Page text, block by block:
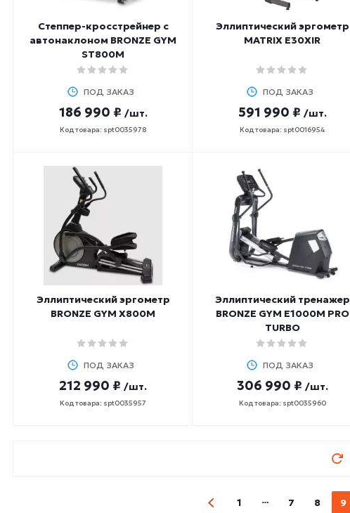
Степпер-кросстрейнер с
автонаклоном BRONZE GYM
ST800M
ПОД ЗАКАЗ
186 990 ₽ /шт.
Код товара: spt0035978
Эллиптический эргометр
MATRIX E30XIR
ПОД ЗАКАЗ
591 990 ₽ /шт.
Код товара: spt0016954
Эллиптический эргометр
BRONZE GYM X800M
ПОД ЗАКАЗ
212 990 ₽ /шт.
Код товара: spt0035957
Эллиптический тренажер
BRONZE GYM E1000M PRO
TURBO
ПОД ЗАКАЗ
306 990 ₽ /шт.
Код товара: spt0035960
1 7 8 9